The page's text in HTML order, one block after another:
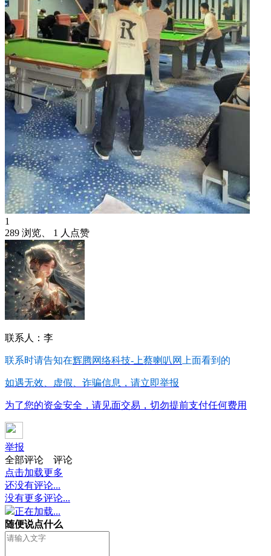
1
289 浏览、 1 人点赞
联系人：李
联系时请告知在辉腾网络科技-上蔡喇叭网 上面看到的
如遇无效、虚假、诈骗信息，请立即举报
为了您的资金安全，请见面交易，切勿提前支付任何费用
举报
全部评论
评论
点击加载更多
还没有评论...
没有更多评论...
正在加载...
随便说点什么